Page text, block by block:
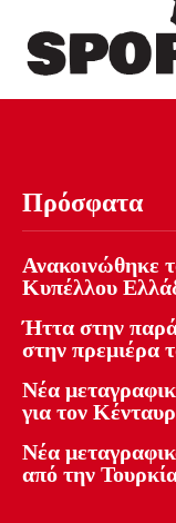
Πρόσφατα
Ανακοινώθηκε
Κυπέλλου
Ήττα στην
στην πρεμιέρα
Νέα
για τον
Νέα
από την